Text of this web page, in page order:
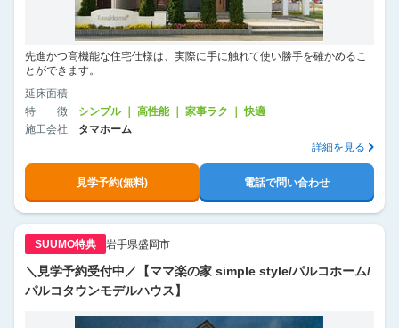
先進かつ高機能な住宅仕様は、実際に手に触れて使い勝手を確かめるこ
とができます。
延床面積
-
特徴
シンプル ｜ 高性能 ｜ 家事ラク ｜ 快適
施工会社
タマホーム
詳細を見る
見学予約(無料) 電話で問い合わせ
SUUMO特典 岩手県盛岡市
＼見学予約受付中／【ママ楽の家 simple style/パルコホーム/
パルコタウンモデルハウス】